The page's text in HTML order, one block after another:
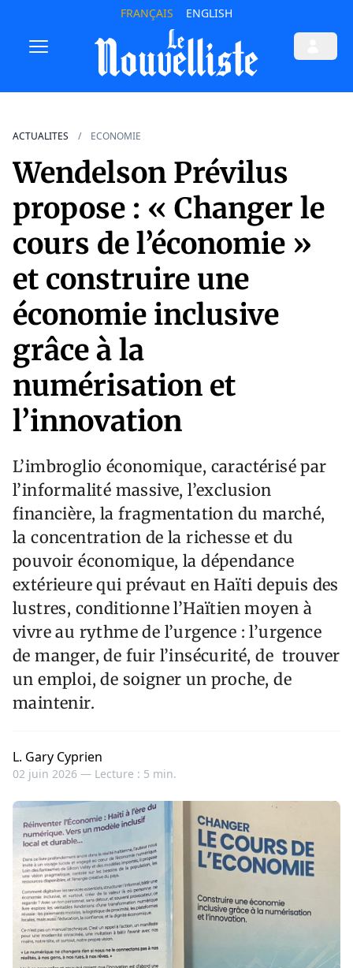
FRANÇAIS ENGLISH
ACTUALITES ECONOMIE
Wendelson Prévilus
propose : « Changer le
cours de l’économie »
et construire une
économie inclusive
grâce à la
numérisation et
l’innovation
L’imbroglio économique, caractérisé par
l’informalité massive, l’exclusion
financière, la fragmentation du marché,
la concentration de la richesse et du
pouvoir économique, la dépendance
extérieure qui prévaut en Haïti depuis des
lustres, conditionne l’Haïtien moyen à
vivre au rythme de l’urgence : l’urgence
de manger, de fuir l’insécurité, de trouver
un emploi, de soigner un proche, de
maintenir.
L. Gary Cyprien
02 juin 2026 — Lecture : 5 min.